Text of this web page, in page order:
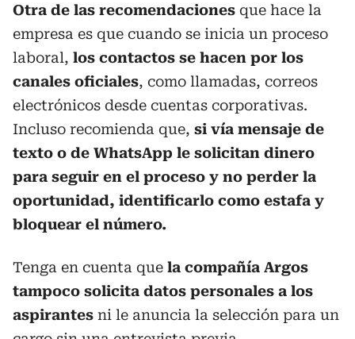
Otra de las recomendaciones que hace la
empresa es que cuando se inicia un proceso
laboral, los contactos se hacen por los
canales oficiales, como llamadas, correos
electrónicos desde cuentas corporativas.
Incluso recomienda que, si vía mensaje de
texto o de WhatsApp le solicitan dinero
para seguir en el proceso y no perder la
oportunidad, identificarlo como estafa y
bloquear el número.
Tenga en cuenta que la compañía Argos
tampoco solicita datos personales a los
aspirantes ni le anuncia la selección para un